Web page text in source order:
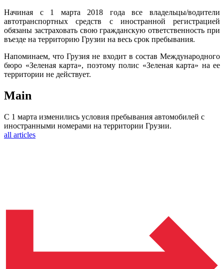
Начиная с 1 марта 2018 года все владельцы/водители
автотранспортных средств с иностранной регистрацией
обязаны застраховать свою гражданскую ответственность при
въезде на территорию Грузии на весь срок пребывания.
Напоминаем, что Грузия не входит в состав Международного
бюро «Зеленая карта», поэтому полис «Зеленая карта» на ее
территории не действует.
Main
С 1 марта изменились условия пребывания автомобилей с
иностранными номерами на территории Грузии.
all articles